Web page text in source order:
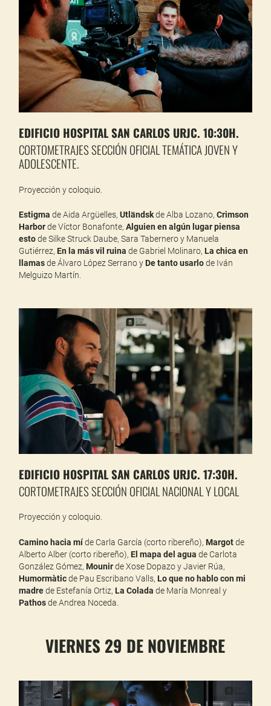
EDIFICIO HOSPITAL SAN CARLOS URJC. 10:30H.
CORTOMETRAJES SECCIÓN OFICIAL TEMÁTICA JOVEN Y
ADOLESCENTE.
Proyección y coloquio.
Estigma de Aida Argüelles,Utländskde Alba Lozano,Crimson
Harborde Víctor Bonafonte,Alguien en algún lugar piensa
estode Silke Struck Daube, Sara Tabernero y Manuela
Gutiérrez,En la más vil ruina de Gabriel Molinaro,La chica en
llamasde Álvaro López Serrano yDe tanto usarlode Iván
Melguizo Martín.
EDIFICIO HOSPITAL SAN CARLOS URJC. 17:30H.
CORTOMETRAJES SECCIÓN OFICIAL NACIONAL Y LOCAL
Proyección y coloquio.
Camino hacia míde Carla García (corto ribereño),Margotde
Alberto Alber (corto ribereño),El mapa del agua de Carlota
González Gómez,Mounirde Xose Dopazo y Javier Rúa,
Humormàticde Pau Escribano Valls,Lo que no hablo con mi
madrede Estefanía Ortiz,La Colada de María Monreal y
Pathosde Andrea Noceda.
VIERNES 29 DE NOVIEMBRE